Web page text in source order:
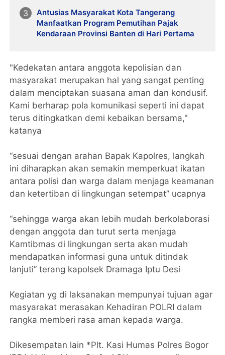
Antusias Masyarakat Kota Tangerang
Manfaatkan Program Pemutihan Pajak
Kendaraan Provinsi Banten di Hari Pertama
"Kedekatan antara anggota kepolisian dan
masyarakat merupakan hal yang sangat penting
dalam menciptakan suasana aman dan kondusif.
Kami berharap pola komunikasi seperti ini dapat
terus ditingkatkan demi kebaikan bersama,"
katanya
“sesuai dengan arahan Bapak Kapolres, langkah
ini diharapkan akan semakin memperkuat ikatan
antara polisi dan warga dalam menjaga keamanan
dan ketertiban di lingkungan setempat” ucapnya
“sehingga warga akan lebih mudah berkolaborasi
dengan anggota dan turut serta menjaga
Kamtibmas di lingkungan serta akan mudah
mendapatkan informasi guna untuk ditindak
lanjuti” terang kapolsek Dramaga Iptu Desi
Kegiatan yg di laksanakan mempunyai tujuan agar
masyarakat merasakan Kehadiran POLRI dalam
rangka memberi rasa aman kepada warga.
Dikesempatan lain *Plt. Kasi Humas Polres Bogor